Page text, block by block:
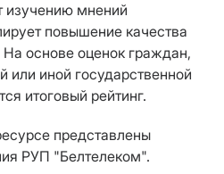
изучению мнений
повышение качества
На основе оценок граждан,
или иной государственной
итоговый рейтинг.
представлены
РУП "Белтелеком".